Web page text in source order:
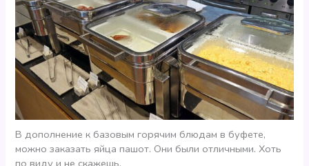
В дополнение к базовым горячим блюдам в буфете,
можно заказать яйца пашот. Они были отличными. Хоть